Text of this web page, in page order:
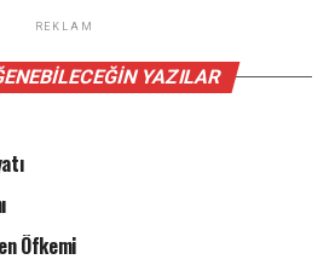
atağın kısır döngü halini alması
beraberinde “kaçınma
durumu getirir, kişi panik
belli durumlar, kişiler, ortamlar,
için başvurulan bu kaçınma (uzak
gibi gözükse de kişinin olağan
REKLAM
YAZILAR
Öfkemi